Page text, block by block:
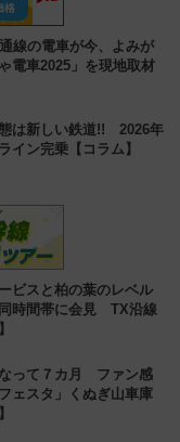
線の電車が今、よみが
電車2025」を現地取材
は新しい鉄道!! 2026年
イン完乗【コラム】
ビスと柏の葉のレベル
時間帯に会見 TX沿線
って７カ月 ファン感
ェスタ」くぬぎ山車庫